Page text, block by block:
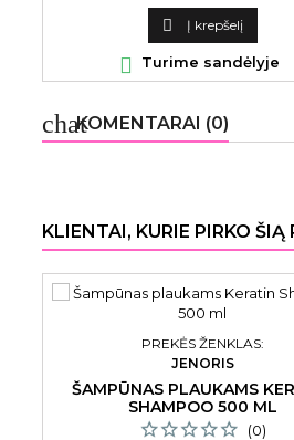
kaina
 Į krepšelį
 Turime sandėlyje
chatKOMENTARAI (0)
KLIENTAI, KURIE PIRKO ŠIĄ
PREKĖS ŽENKLAS:
JENORIS
ŠAMPŪNAS PLAUKAMS
SHAMPOO 500 ML
(0)